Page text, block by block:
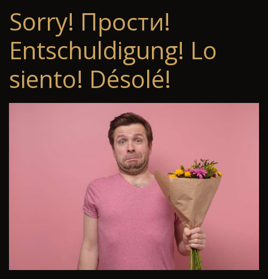
Sorry! Прости!
Entschuldigung! Lo
siento! Désolé!